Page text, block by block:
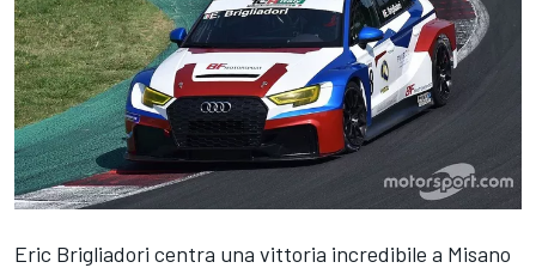
Eric Brigliadori centra una vittoria incredibile a Misano